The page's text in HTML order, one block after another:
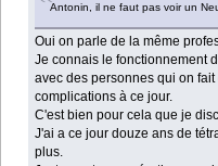
Antonin, il ne faut pas voir un
Oui on parle de la même
Je connais le fonctionnement
avec des personnes qui on
complications à ce jour.
C'est bien pour cela que je
J'ai a ce jour douze ans de
plus.